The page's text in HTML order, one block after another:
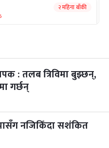
२ महिना बाँकी
२ महिना बाँकी
: तलब त्रिविमा बुझ्छन्,
गर्छन्
नजिकिँदा सशंकित